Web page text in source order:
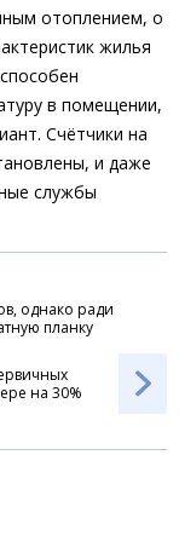
отоплением, о
жилья
в помещении,
Счётчики на
и даже
службы
однако ради
планку
на 30%